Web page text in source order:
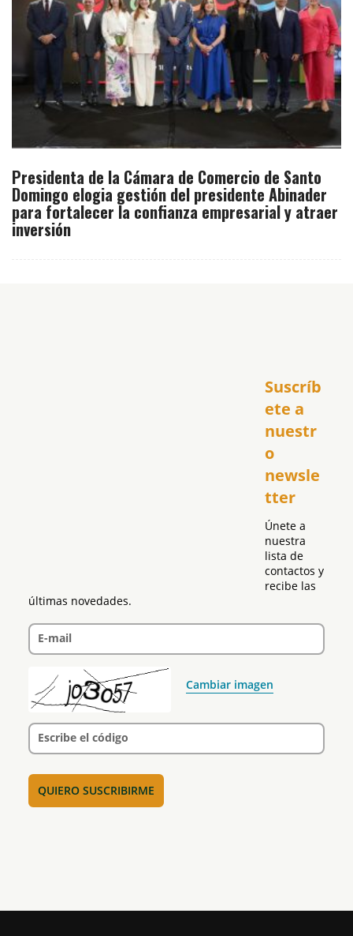
Presidenta de la Cámara de Comercio de Santo
Domingo elogia gestión del presidente Abinader
para fortalecer la confianza empresarial y atraer
inversión
Suscríb
ete a
nuestr
o
newsle
tter
Únete a
nuestra
lista de
contactos y
recibe las
últimas novedades.
E-mail
Cambiar imagen
Escribe el código